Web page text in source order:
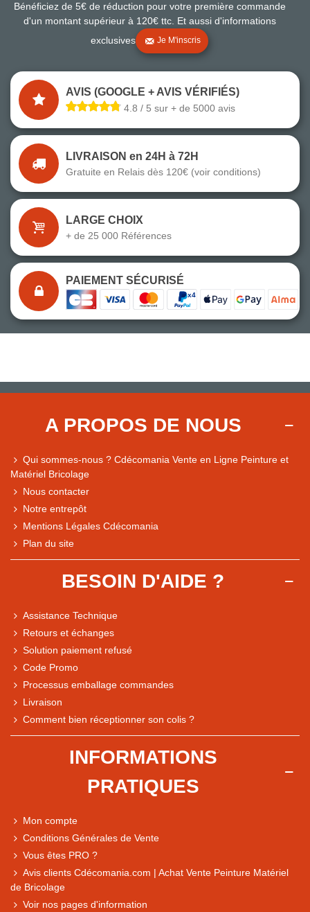
Comparaison des performances du magasin
Express, Chez vous, Point relais, Retrait magasin
Bénéficiez de 5€ de réduction pour votre première commande
d'un montant supérieur à 120€ ttc. Et aussi d'informations
exclusives
Je M'inscris
AVIS (GOOGLE + AVIS VÉRIFIÉS)
4.8 / 5 sur + de 5000 avis
LIVRAISON en 24H à 72H
Gratuite en Relais dès 120€ (voir conditions)
LARGE CHOIX
+ de 25 000 Références
PAIEMENT SÉCURISÉ
A PROPOS DE NOUS
Qui sommes-nous ? Cdécomania Vente en Ligne Peinture et
Matériel Bricolage
Nous contacter
Notre entrepôt
Mentions Légales Cdécomania
Plan du site
BESOIN D'AIDE ?
Assistance Technique
Retours et échanges
Solution paiement refusé
Code Promo
Processus emballage commandes
Livraison
Comment bien réceptionner son colis ?
INFORMATIONS
PRATIQUES
Mon compte
Conditions Générales de Vente
Vous êtes PRO ?
Avis clients Cdécomania.com | Achat Vente Peinture Matériel
de Bricolage
Voir nos pages d'information